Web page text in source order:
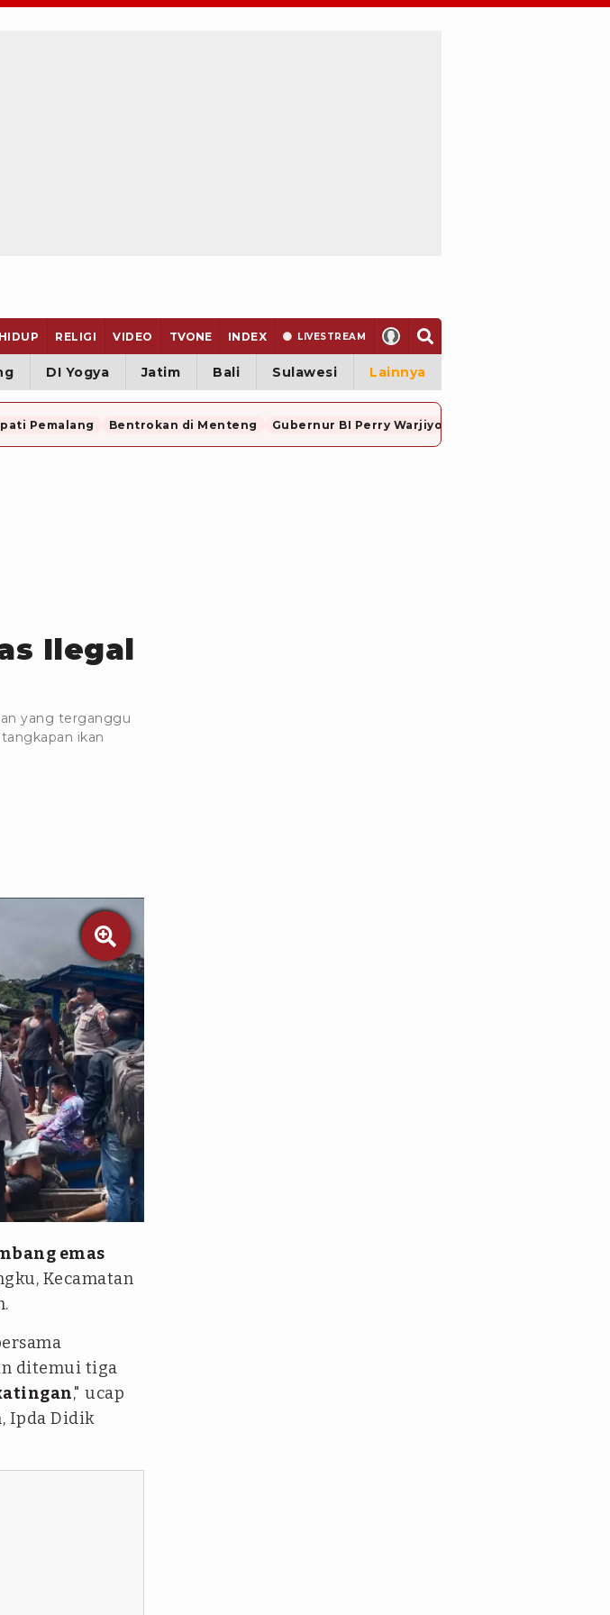
RELIGI VIDEO TVONE INDEX LIVESTREAM
DI Yogya Jatim Bali Sulawesi Lainnya
Pemalang Bentrokan di Menteng Gubernur BI Perry Warjiyo Mundur
Ilegal
yang terganggu
ikan

emas
Kecamatan
ditemui tiga
," ucap
Ipda Didik